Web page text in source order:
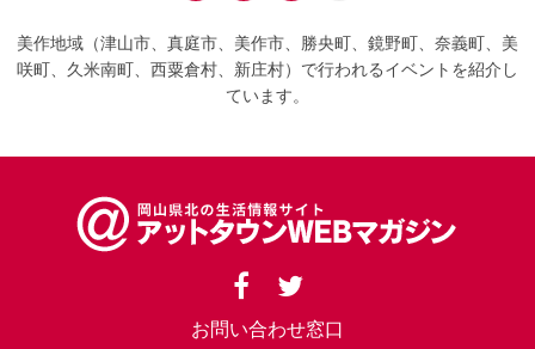
美作地域（津山市、真庭市、美作市、勝央町、鏡野町、奈義町、美
咲町、久米南町、西粟倉村、新庄村）で行われるイベントを紹介し
ています。
お問い合わせ窓口